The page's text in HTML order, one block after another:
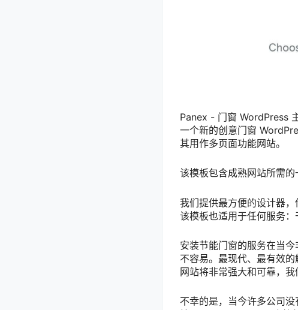
Panex - 门窗 WordPress
一个新的创意门窗
其用作多页面功能网站。
该模板包含成熟网站所需的
我们提供最方便的设计器
该模板也适用于任何服务
安装节能门窗的服务在当
不容易。最现代、最有效
网站将非常强大和可靠，
不幸的是，当今许多公司